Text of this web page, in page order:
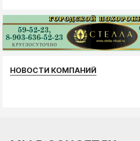
НОВОСТИ КОМПАНИЙ